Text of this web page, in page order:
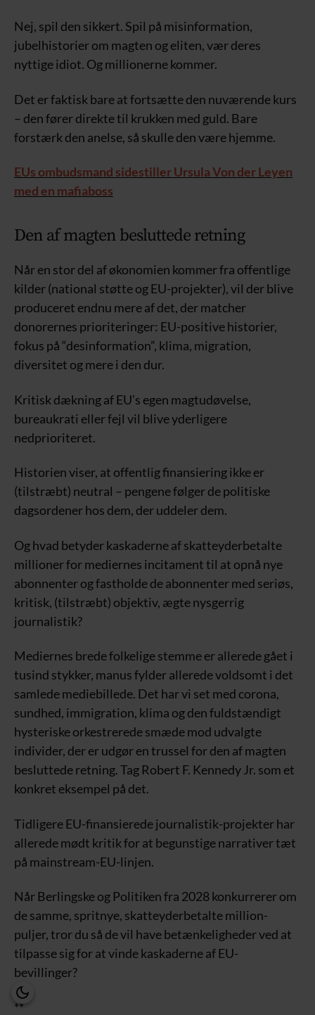
Nej, spil den sikkert. Spil på misinformation,
jubelhistorier om magten og eliten, vær deres
nyttige idiot. Og millionerne kommer.
Det er faktisk bare at fortsætte den nuværende kurs
– den fører direkte til krukken med guld. Bare
forstærk den anelse, så skulle den være hjemme.
EUs ombudsmand sidestiller Ursula Von der Leyen
med en mafiaboss
Den af magten besluttede retning
Når en stor del af økonomien kommer fra offentlige
kilder (national støtte og EU-projekter), vil der blive
produceret endnu mere af det, der matcher
donorernes prioriteringer: EU-positive historier,
fokus på “desinformation”, klima, migration,
diversitet og mere i den dur.
Kritisk dækning af EU’s egen magtudøvelse,
bureaukrati eller fejl vil blive yderligere
nedprioriteret.
Historien viser, at offentlig finansiering ikke er
(tilstræbt) neutral – pengene følger de politiske
dagsordener hos dem, der uddeler dem.
Og hvad betyder kaskaderne af skatteyderbetalte
millioner for mediernes incitament til at opnå nye
abonnenter og fastholde de abonnenter med seriøs,
kritisk, (tilstræbt) objektiv, ægte nysgerrig
journalistik?
Mediernes brede folkelige stemme er allerede gået i
tusind stykker, manus fylder allerede voldsomt i det
samlede mediebillede. Det har vi set med corona,
sundhed, immigration, klima og den fuldstændigt
hysteriske orkestrerede smæde mod udvalgte
individer, der er udgør en trussel for den af magten
besluttede retning. Tag Robert F. Kennedy Jr. som et
konkret eksempel på det.
Tidligere EU-finansierede journalistik-projekter har
allerede mødt kritik for at begunstige narrativer tæt
på mainstream-EU-linjen.
Når Berlingske og Politiken fra 2028 konkurrerer om
de samme, spritnye, skatteyderbetalte million-
puljer, tror du så de vil have betænkeligheder ved at
tilpasse sig for at vinde kaskaderne af EU-
bevillinger?
**